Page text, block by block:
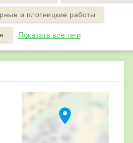
и плотницкие работы
Показать все теги
location_on